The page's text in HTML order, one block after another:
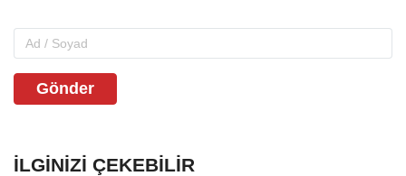
Gönder
İLGINIZI ÇEKEBILIR